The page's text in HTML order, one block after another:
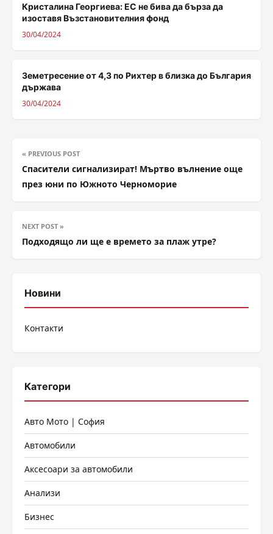
Кристалина Георгиева: ЕС не бива да бърза да
изоставя Възстановителния фонд
30/04/2024
Земетресение от 4,3 по Рихтер в близка до България
държава
30/04/2024
« PREVIOUS POST
Спасители сигнализират! Мъртво вълнение още
през юни по Южното Черноморие
NEXT POST »
Подходящо ли ще е времето за плаж утре?
Новини
Контакти
Категори
Авто Мото | София
Автомобили
Аксесоари за автомобили
Анализи
Бизнес